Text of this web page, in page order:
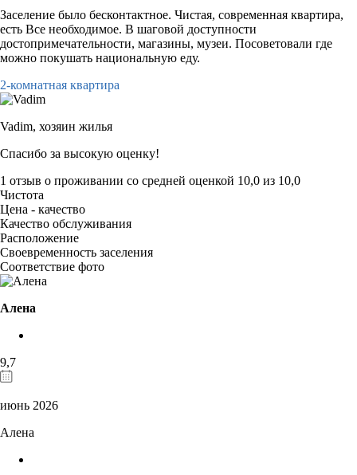
Заселение было бесконтактное. Чистая, современная квартира,
есть Все необходимое. В шаговой доступности
достопримечательности, магазины, музеи. Посоветовали где
можно покушать национальную еду.
2-комнатная квартира
Vadim, хозяин жилья
Спасибо за высокую оценку!
1 отзыв о проживании со средней оценкой 10,0 из 10,0
Чистота
Цена - качество
Качество обслуживания
Расположение
Своевременность заселения
Соответствие фото
Алена
9,7
июнь 2026
Алена